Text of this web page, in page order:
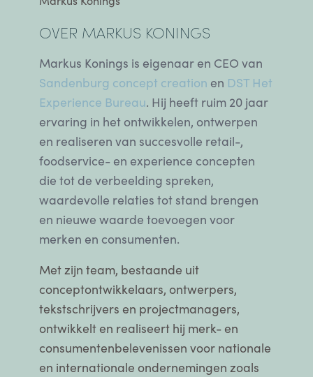
OVER MARKUS KONINGS
Markus Konings is eigenaar en CEO van
Sandenburg concept creation en DST Het
Experience Bureau. Hij heeft ruim 20 jaar
ervaring in het ontwikkelen, ontwerpen
en realiseren van succesvolle retail-,
foodservice- en experience concepten
die tot de verbeelding spreken,
waardevolle relaties tot stand brengen
en nieuwe waarde toevoegen voor
merken en consumenten.
Met zijn team, bestaande uit
conceptontwikkelaars, ontwerpers,
tekstschrijvers en projectmanagers,
ontwikkelt en realiseert hij merk- en
consumentenbelevenissen voor nationale
en internationale ondernemingen zoals